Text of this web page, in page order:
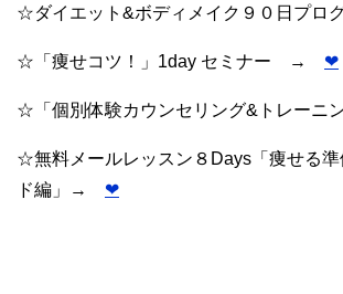
☆ダイエット&ボディメイク９０日プ
☆「痩せコツ！」1day セミナー → ❤︎
☆「個別体験カウンセリング&トレー
☆無料メールレッスン８Days「痩せる
ド編」→ ❤︎